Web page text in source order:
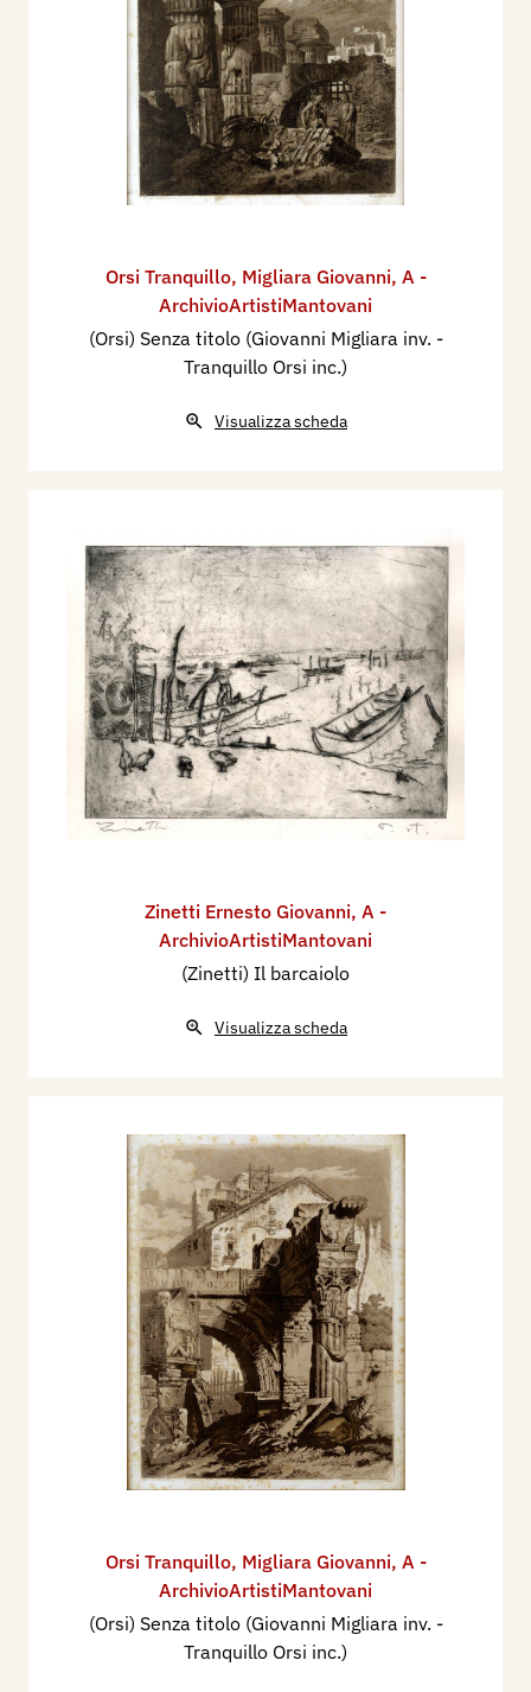
Orsi Tranquillo, Migliara Giovanni, A -
ArchivioArtistiMantovani
(Orsi) Senza titolo (Giovanni Migliara inv. -
Tranquillo Orsi inc.)
Visualizza scheda
Zinetti Ernesto Giovanni, A -
ArchivioArtistiMantovani
(Zinetti) Il barcaiolo
Visualizza scheda
Orsi Tranquillo, Migliara Giovanni, A -
ArchivioArtistiMantovani
(Orsi) Senza titolo (Giovanni Migliara inv. -
Tranquillo Orsi inc.)